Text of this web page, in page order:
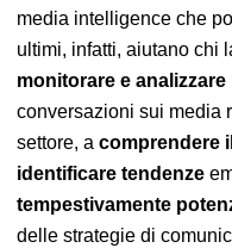
media intelligence che
ultimi, infatti, aiutano chi
monitorare e analizzare
conversazioni sui media
settore, acomprendere
identificare tendenze
tempestivamente
delle strategie di